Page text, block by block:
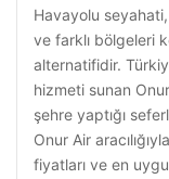
Havayolu
ve farklı bölgeleri
alternatifidir.
hizmeti sunan
şehre yaptığı
Onur Air
fiyatları ve en